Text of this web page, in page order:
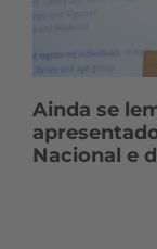
Ainda se
Nacional e